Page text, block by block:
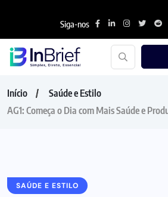
Siga-nos
Início
Saúde e Estilo
AG1: Começa o Dia com Mais Saúde e
SAÚDE E ESTILO